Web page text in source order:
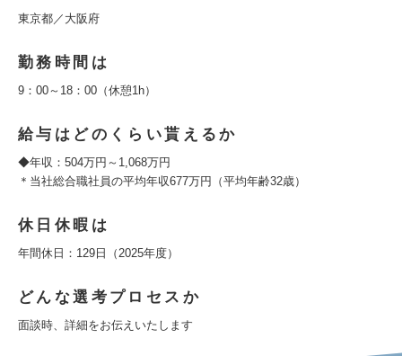
東京都／大阪府
勤務時間は
9：00～18：00（休憩1h）
給与はどのくらい貰えるか
◆年収：504万円～1,068万円
＊当社総合職社員の平均年収677万円（平均年齢32歳）
休日休暇は
年間休日：129日（2025年度）
どんな選考プロセスか
面談時、詳細をお伝えいたします